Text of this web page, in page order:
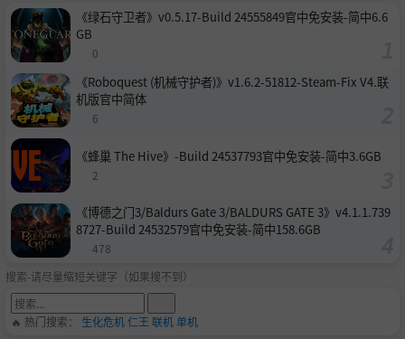
《绿石守卫者》v0.5.17-Build 24555849官中免安装-简中6.6
GB
0
《Roboquest (机械守护者)》v1.6.2-51812-Steam-Fix V4.联
机版官中简体
6
《蜂巢 The Hive》-Build 24537793官中免安装-简中3.6GB
2
《博德之门3/Baldurs Gate 3/BALDURS GATE 3》v4.1.1.739
8727-Build 24532579官中免安装-简中158.6GB
478
搜索-请尽量缩短关键字（如果搜不到）
🔥 热门搜索： 生化危机仁王 联机单机